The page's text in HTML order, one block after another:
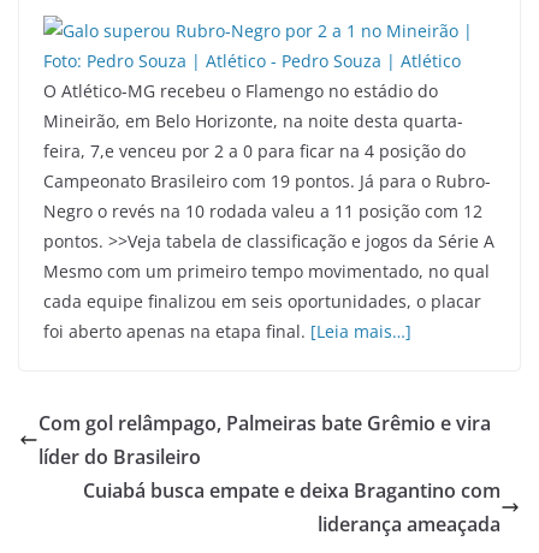
O Atlético-MG recebeu o Flamengo no estádio do
Mineirão, em Belo Horizonte, na noite desta quarta-
feira, 7,e venceu por 2 a 0 para ficar na 4 posição do
Campeonato Brasileiro com 19 pontos. Já para o Rubro-
Negro o revés na 10 rodada valeu a 11 posição com 12
pontos. >>Veja tabela de classificação e jogos da Série A
Mesmo com um primeiro tempo movimentado, no qual
cada equipe finalizou em seis oportunidades, o placar
foi aberto apenas na etapa final. [Leia mais…]
Com gol relâmpago, Palmeiras bate Grêmio e vira
líder do Brasileiro
Cuiabá busca empate e deixa Bragantino com
liderança ameaçada